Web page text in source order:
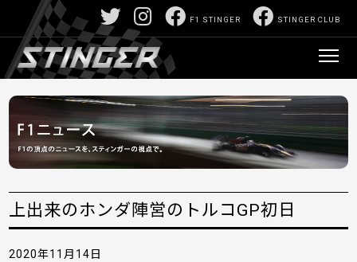
STINGER CLUB
F1 STINGER
上出来のホンダ陣営のトルコGP初日
2020年11月14日